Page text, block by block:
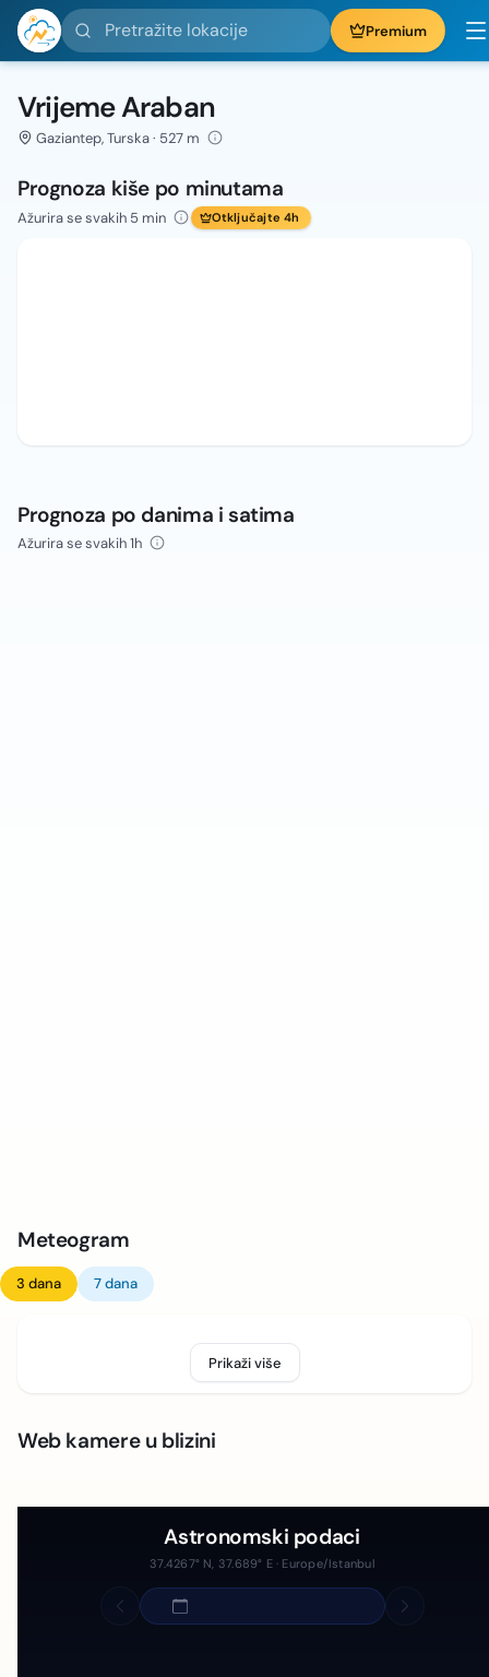
Pretražite lokacije Premium
Vrijeme Araban
Gaziantep, Turska · 527 m
Prognoza kiše po minutama
Ažurira se svakih 5 min Otključajte 4h
Prognoza po danima i satima
Ažurira se svakih 1h
Meteogram
3 dana 7 dana
Prikaži više
Web kamere u blizini
Astronomski podaci
37.4267° N, 37.689° E · Europe/Istanbul